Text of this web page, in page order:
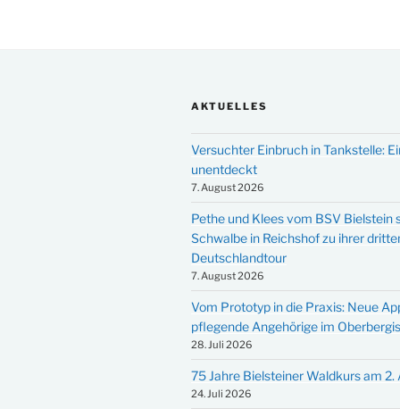
AKTUELLES
Versuchter Einbruch in Tankstelle:
unentdeckt
7. August 2026
Pethe und Klees vom BSV Bielstein
Schwalbe in Reichshof zu ihrer
Deutschlandtour
7. August 2026
Vom Prototyp in die Praxis: Neue
pflegende Angehörige im
28. Juli 2026
75 Jahre Bielsteiner Waldkurs am 2.
24. Juli 2026